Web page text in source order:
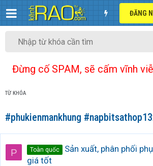
Đừng cố SPAM, sẽ cấm vĩnh
TỪ KHÓA
#phukienmankhung
P Toàn quốc
Sản xuất, phân phối
giá tốt